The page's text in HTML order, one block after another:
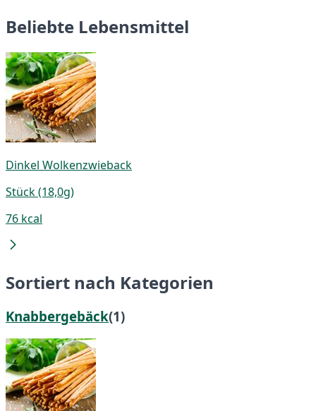
Beliebte Lebensmittel
Dinkel Wolkenzwieback
Stück (18,0g)
76 kcal
Sortiert nach Kategorien
Knabbergebäck(1)